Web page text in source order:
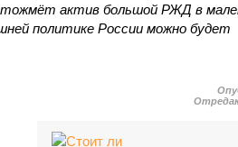
актив большой РЖД в
политике России можно будет